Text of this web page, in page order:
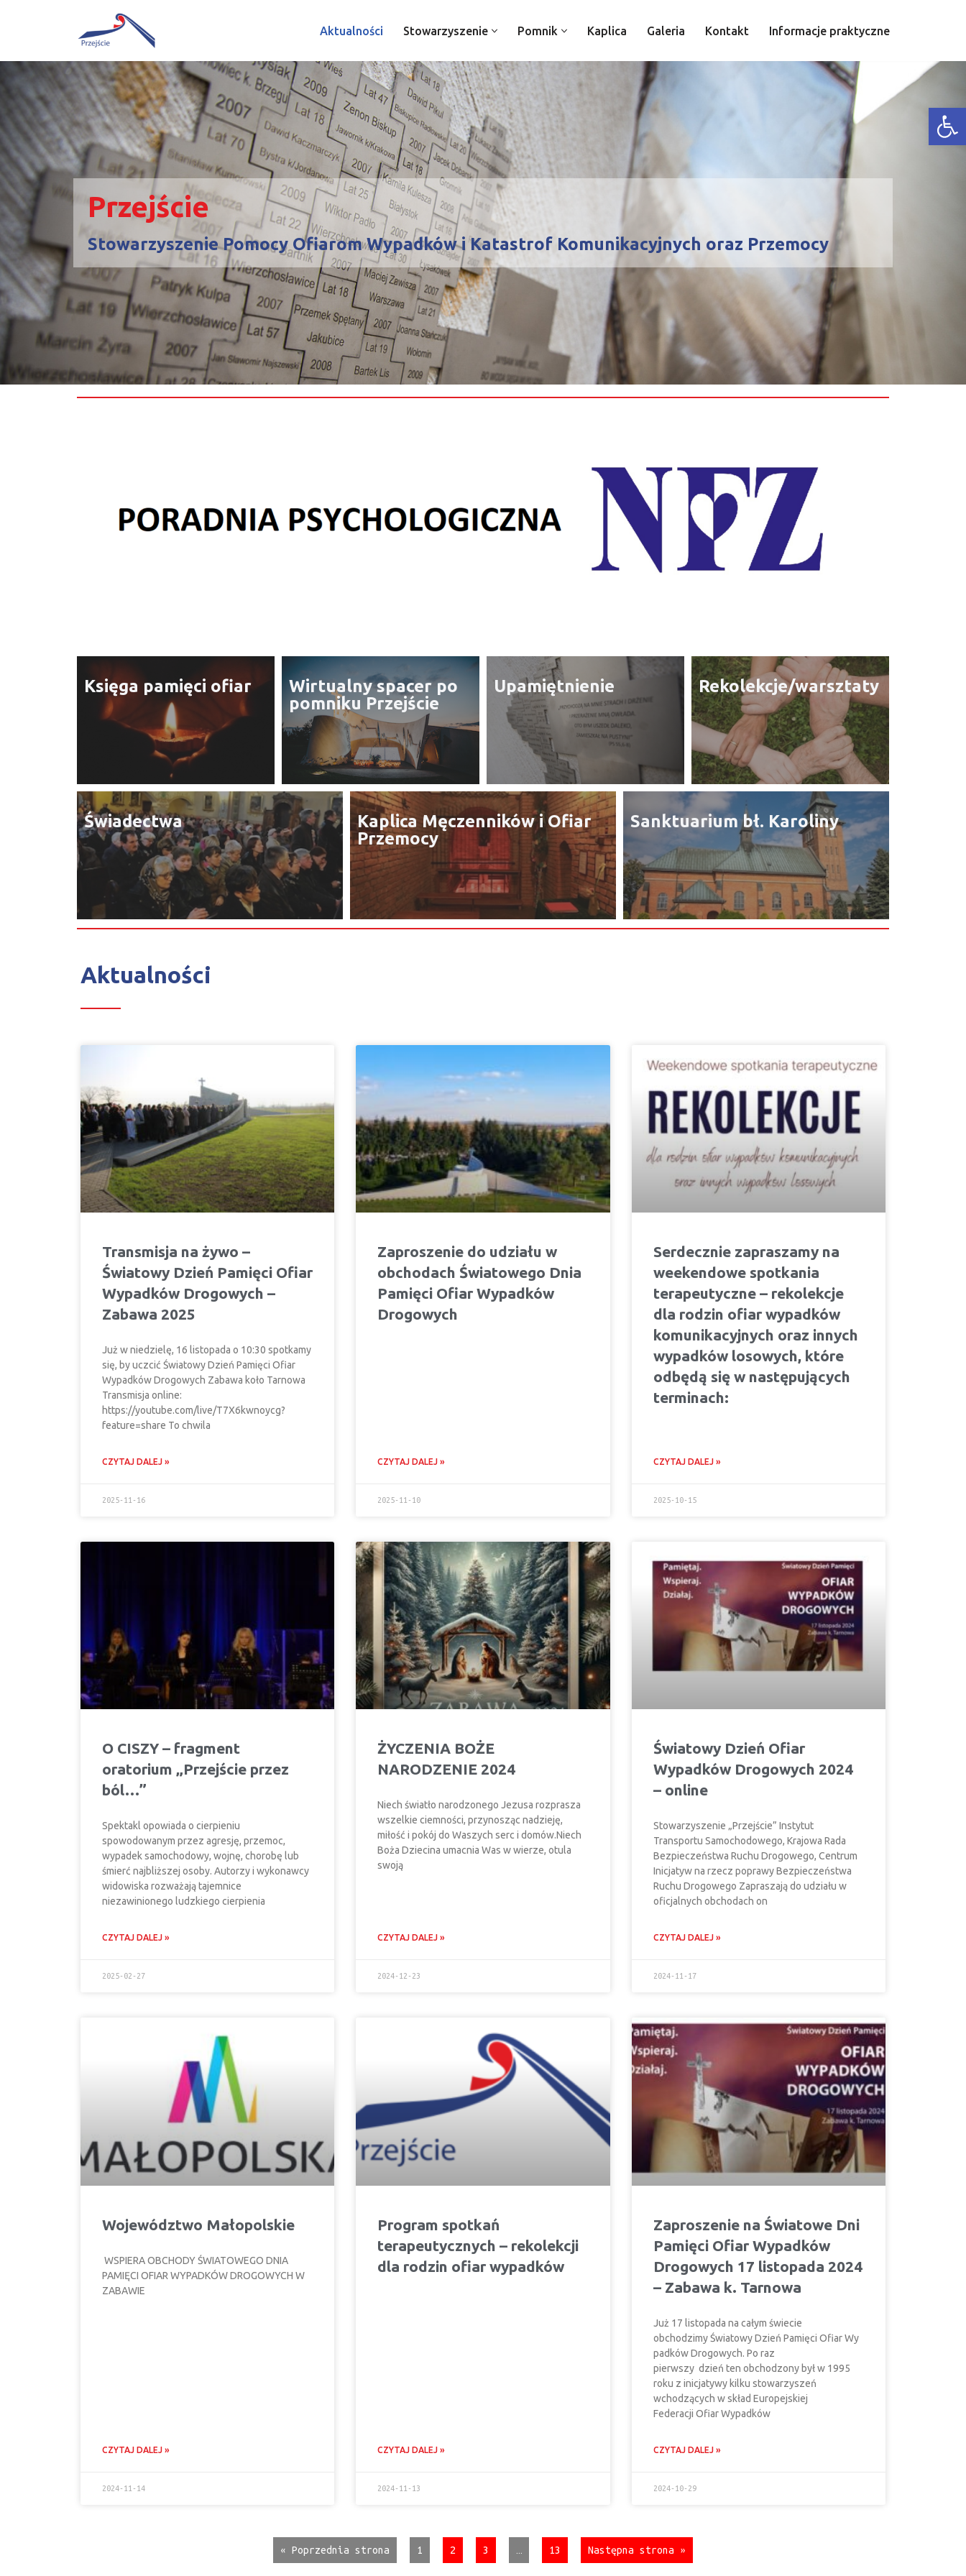
do
Aktualności Stowarzyszenie Pomnik Kaplica Galeria Kontakt Informacje praktyczne
Przejście
Stowarzyszenie Pomocy Ofiarom Wypadków i Katastrof Komunikacyjnych oraz Przemocy
Księga pamięci ofiar
Wirtualny spacer po
pomniku Przejście
Upamiętnienie Rekolekcje/warsztaty
Świadectwa
Kaplica Męczenników i Ofiar
Przemocy
Sanktuarium bł. Karoliny
Aktualności
Transmisja na żywo –
Światowy Dzień Pamięci Ofiar
Wypadków Drogowych –
Zabawa 2025
Już w niedzielę, 16 listopada o 10:30 spotkamy
się, by uczcić Światowy Dzień Pamięci Ofiar
Wypadków Drogowych Zabawa koło Tarnowa
Transmisja online:
https://youtube.com/live/T7X6kwnoycg?
feature=share To chwila
CZYTAJ DALEJ »
2025-11-16
Zaproszenie do udziału w
obchodach Światowego Dnia
Pamięci Ofiar Wypadków
Drogowych
CZYTAJ DALEJ »
2025-11-10
Serdecznie zapraszamy na
weekendowe spotkania
terapeutyczne – rekolekcje
dla rodzin ofiar wypadków
komunikacyjnych oraz innych
wypadków losowych, które
odbędą się w następujących
terminach:
CZYTAJ DALEJ »
2025-10-15
O CISZY – fragment
oratorium „Przejście przez
ból…”
Spektakl opowiada o cierpieniu
spowodowanym przez agresję, przemoc,
wypadek samochodowy, wojnę, chorobę lub
śmierć najbliższej osoby. Autorzy i wykonawcy
widowiska rozważają tajemnice
niezawinionego ludzkiego cierpienia
CZYTAJ DALEJ »
2025-02-27
ŻYCZENIA BOŻE
NARODZENIE 2024
Niech światło narodzonego Jezusa rozprasza
wszelkie ciemności, przynosząc nadzieję,
miłość i pokój do Waszych serc i domów.Niech
Boża Dziecina umacnia Was w wierze, otula
swoją
CZYTAJ DALEJ »
2024-12-23
Światowy Dzień Ofiar
Wypadków Drogowych 2024
– online
Stowarzyszenie „Przejście” Instytut
Transportu Samochodowego, Krajowa Rada
Bezpieczeństwa Ruchu Drogowego, Centrum
Inicjatyw na rzecz poprawy Bezpieczeństwa
Ruchu Drogowego Zapraszają do udziału w
oficjalnych obchodach on
CZYTAJ DALEJ »
2024-11-17
Województwo Małopolskie
WSPIERA OBCHODY ŚWIATOWEGO DNIA
PAMIĘCI OFIAR WYPADKÓW DROGOWYCH W
ZABAWIE
CZYTAJ DALEJ »
2024-11-14
Program spotkań
terapeutycznych – rekolekcji
dla rodzin ofiar wypadków
CZYTAJ DALEJ »
2024-11-13
Zaproszenie na Światowe Dni
Pamięci Ofiar Wypadków
Drogowych 17 listopada 2024
– Zabawa k. Tarnowa
Już 17 listopada na całym świecie
obchodzimy Światowy Dzień Pamięci Ofiar Wy
padków Drogowych. Po raz
pierwszy dzień ten obchodzony był w 1995
roku z inicjatywy kilku stowarzyszeń
wchodzących w skład Europejskiej
Federacji Ofiar Wypadków
CZYTAJ DALEJ »
2024-10-29
« Poprzednia strona 1 2 3 13 Następna strona »